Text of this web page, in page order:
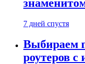
7 дней спустя
Выбираем
роутеров